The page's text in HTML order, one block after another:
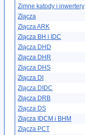
Zimne katody i inwertery
Złącza
Złącza ARK
Złącza BH i IDC
Złącza DHD
Złącza DHR
Złącza DHS
Złącza DI
Złącza DIDC
Złącza DRB
Złącza DS
Złącza IDCM i BHM
Złącza PCT